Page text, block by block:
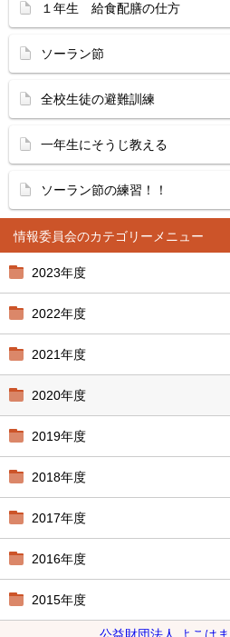
情報委員会
2023年度
2022年度
2021年度
2020年度
2019年度
2018年度
2017年度
2016年度
2015年度
１年生 給食配膳の仕方
ソーラン節
全校生徒の避難訓練
一年生にそうじ教える
ソーラン節の練習！！